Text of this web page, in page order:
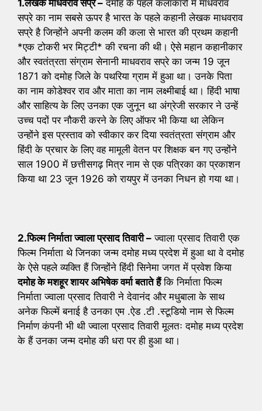
1.लेखक माधवराव सप्रे – दमोह के पहले कलाकारों में माधवराव
सप्रे का नाम सबसे ऊपर है भारत के पहले कहानी लेखक माधवराव
सप्रे है जिन्होंने अपनी कलम की कला से भारत की प्रथम कहानी
*एक टोकरी भर मिट्टी* की रचना की थी। ऐसे महान कहानीकार
और स्वतंत्रता संग्राम सेनानी माधवराव सप्रे का जन्म 19 जून
1871 को दमोह जिले के पथरिया ग्राम में हुआ था। उनके पिता
का नाम कोडेश्वर राव और माता का नाम लक्ष्मीबाई था। हिंदी भाषा
और साहित्य के लिए उनका एक जुनून था अंग्रेजी सरकार ने उन्हें
उच्च पदों पर नौकरी करने के लिए ऑफर भी किया था लेकिन
उन्होंने इस प्रस्ताव को स्वीकार कर दिया स्वतंत्रता संग्राम और
हिंदी के प्रचार के लिए वह मामूली वेतन पर शिक्षक बन गए उन्होंने
साल 1900 में छत्तीसगढ़ मित्र नाम से एक पत्रिका का प्रकाशन
किया था 23 जून 1926 को रायपुर में उनका निधन हो गया था।
2.फिल्म निर्माता ज्वाला प्रसाद तिवारी – ज्वाला प्रसाद तिवारी एक
फिल्म निर्माता थे जिनका जन्म दमोह मध्य प्रदेश में हुआ था वे दमोह
के ऐसे पहले व्यक्ति हैं जिन्होंने हिंदी सिनेमा जगत में प्रवेश किया
दमोह के मशहूर शायर अभिषेक वर्मा बताते हैंकि निर्माता फिल्म
निर्माता ज्वाला प्रसाद तिवारी ने देवानंद और मधुबाला के साथ
अनेक फिल्में बनाई है उनका एम .ऐड .टी .स्टूडियो नाम से फिल्म
निर्माण कंपनी भी थी ज्वाला प्रसाद तिवारी मूलतः दमोह मध्य प्रदेश
के हैं उनका जन्म दमोह की धरा पर ही हुआ था।